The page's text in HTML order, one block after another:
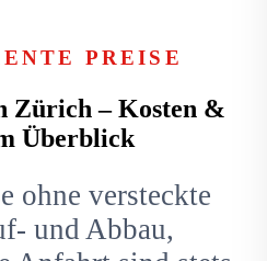
PREISE
Zürich – Kosten &
Überblick
ohne versteckte
und Abbau,